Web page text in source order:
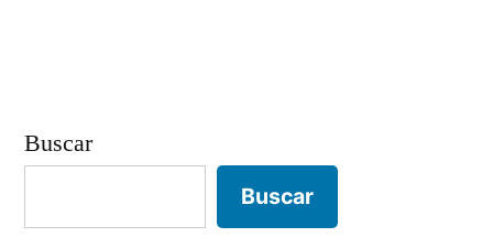
Buscar
Buscar